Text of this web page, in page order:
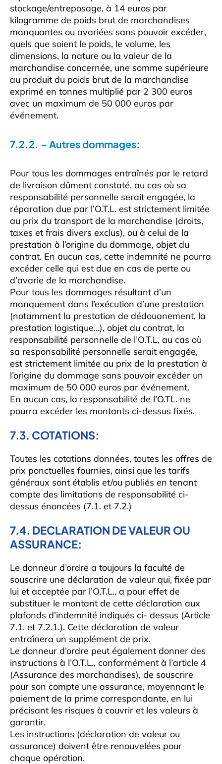
stockage/entreposage, à 14 euros par
kilogramme de poids brut de marchandises
manquantes ou avariées sans pouvoir excéder,
quels que soient le poids, le volume, les
dimensions, la nature ou la valeur de la
marchandise concernée, une somme supérieure
au produit du poids brut de la marchandise
exprimé en tonnes multiplié par 2 300 euros
avec un maximum de 50 000 euros par
événement.
7.2.2. – Autres dommages:
Pour tous les dommages entraînés par le retard
de livraison dûment constaté, au cas où sa
responsabilité personnelle serait engagée, la
réparation due par l’O.T.L. est strictement limitée
au prix du transport de la marchandise (droits,
taxes et frais divers exclus), ou à celui de la
prestation à l’origine du dommage, objet du
contrat. En aucun cas, cette indemnité ne pourra
excéder celle qui est due en cas de perte ou
d’avarie de la marchandise.
Pour tous les dommages résultant d’un
manquement dans l’exécution d’une prestation
(notamment la prestation de dédouanement, la
prestation logistique…), objet du contrat, la
responsabilité personnelle de l’O.T.L, au cas où
sa responsabilité personnelle serait engagée,
est strictement limitée au prix de la prestation à
l’origine du dommage sans pouvoir excéder un
maximum de 50 000 euros par événement.
En aucun cas, la responsabilité de l’O.TL. ne
pourra excéder les montants ci-dessus fixés.
7.3. COTATIONS:
Toutes les cotations données, toutes les offres de
prix ponctuelles fournies, ainsi que les tarifs
généraux sont établis et/ou publiés en tenant
compte des limitations de responsabilité ci-
dessus énoncées (7.1. et 7.2.)
7.4. DECLARATION DE VALEUR OU
ASSURANCE:
Le donneur d’ordre a toujours la faculté de
souscrire une déclaration de valeur qui, fixée par
lui et acceptée par l’O.T.L., a pour effet de
substituer le montant de cette déclaration aux
plafonds d’indemnité indiqués ci- dessus (Article
7.1. et 7.2.1.). Cette déclaration de valeur
entraînera un supplément de prix.
Le donneur d’ordre peut également donner des
instructions à l’O.T.L., conformément à l’article 4
(Assurance des marchandises), de souscrire
pour son compte une assurance, moyennant le
paiement de la prime correspondante, en lui
précisant les risques à couvrir et les valeurs à
garantir.
Les instructions (déclaration de valeur ou
assurance) doivent être renouvelées pour
chaque opération.